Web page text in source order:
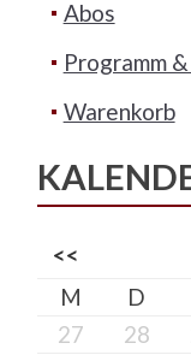
Abos
Programm
Warenkorb
<<
M
D
27
28